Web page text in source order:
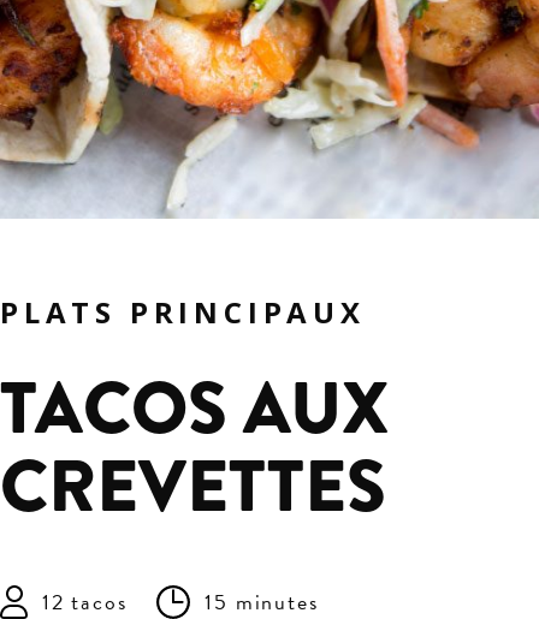
PLATS PRINCIPAUX
TACOS AUX
CREVETTES
12 tacos 15 minutes